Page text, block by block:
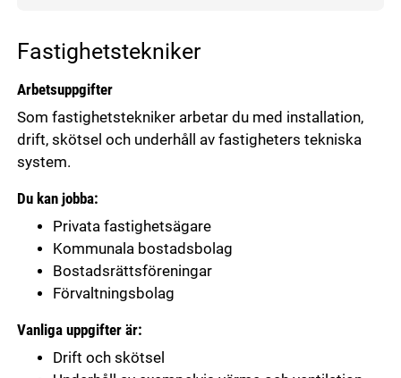
Fastighetstekniker
Arbetsuppgifter
Som fastighetstekniker arbetar du med installation,
drift, skötsel och underhåll av fastigheters tekniska
system.
Du kan jobba:
Privata fastighetsägare
Kommunala bostadsbolag
Bostadsrättsföreningar
Förvaltningsbolag
Vanliga uppgifter är:
Drift och skötsel